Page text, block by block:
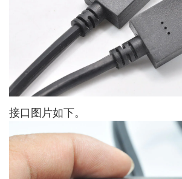
接口图片如下。